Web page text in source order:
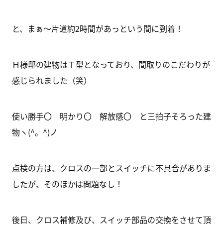
と、まぁ～片道約2時間があっという間に到着！
Ｈ様邸の建物はＴ型となっており、間取りのこだわりが
感じられました（笑）
使い勝手〇 明かり〇 解放感〇 と三拍子そろった建
物ヽ(^。^)ノ
点検の方は、クロスの一部とスイッチに不具合がありま
したが、そのほかは問題なし！
後日、クロス補修及び、スイッチ部品の交換をさせて頂